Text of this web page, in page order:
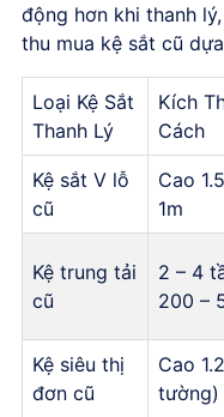
động hơn khi thanh
thu mua kệ sắt cũ
Loại Kệ Sắt
Thanh Lý
Kích
Cách
Kệ sắt V lỗ
cũ
Cao
1m
Kệ trung tải
cũ
2 – 4
200 –
Kệ siêu thị
đơn cũ
Cao
tường)